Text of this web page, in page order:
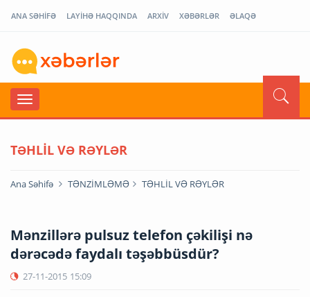
ANA SƏHİFƏ LAYİHƏ HAQQINDA ARXİV XƏBƏRLƏR ƏLAQƏ
TƏHLİL VƏ RƏYLƏR
Ana Səhifə TƏNZİMLƏMƏ TƏHLİL VƏ RƏYLƏR
Mənzillərə pulsuz telefon çəkilişi nə
dərəcədə faydalı təşəbbüsdür?
27-11-2015 15:09